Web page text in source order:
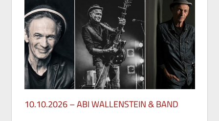
10.10.2026 – ABI WALLENSTEIN & BAND